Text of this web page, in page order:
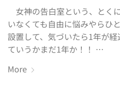
女神の告白室という、とく
いなくても自由に悩みやらひ
設置して、気づいたら1年が
ていうかまだ1年か！！ …
More